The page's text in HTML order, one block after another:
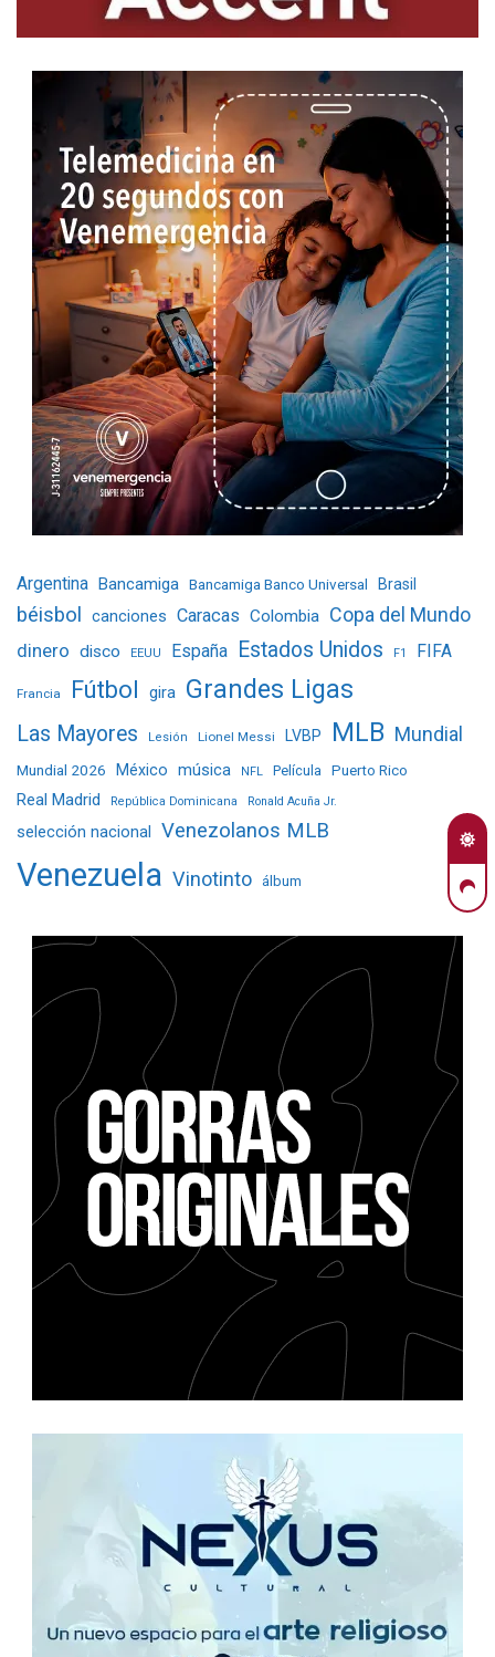
Argentina Bancamiga Bancamiga Banco Universal Brasil
béisbol canciones Caracas Colombia Copa del Mundo
dinero disco EEUU España Estados Unidos F1 FIFA
Francia Fútbol gira Grandes Ligas
Las Mayores Lesión Lionel Messi LVBP MLB Mundial
Mundial 2026 México música NFL Película Puerto Rico
Real Madrid República Dominicana Ronald Acuña Jr.
selección nacional Venezolanos MLB
Venezuela Vinotinto álbum